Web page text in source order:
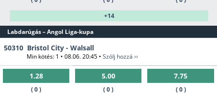
+14
Labdarúgás – Angol Liga-kupa
50310 Bristol City - Walsall
Min kötés: 1 • 08.06. 20:45 • Szólj hozzá ››
1.28
( 0 )
5.00
( 0 )
7.75
( 0 )